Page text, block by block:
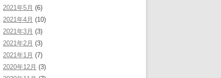
2021年5月 (6)
2021年4月 (10)
2021年3月 (3)
2021年2月 (3)
2021年1月 (7)
2020年12月 (3)